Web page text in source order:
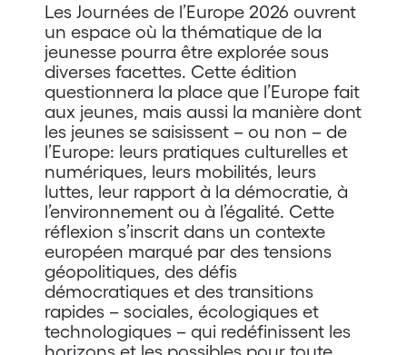
Les Journées de l’Europe 2026 ouvrent
un espace où la thématique de la
jeunesse pourra être explorée sous
diverses facettes. Cette édition
questionnera la place que l’Europe fait
aux jeunes, mais aussi la manière dont
les jeunes se saisissent – ou non – de
l’Europe: leurs pratiques culturelles et
numériques, leurs mobilités, leurs
luttes, leur rapport à la démocratie, à
l’environnement ou à l’égalité. Cette
réflexion s’inscrit dans un contexte
européen marqué par des tensions
géopolitiques, des défis
démocratiques et des transitions
rapides – sociales, écologiques et
technologiques – qui redéfinissent les